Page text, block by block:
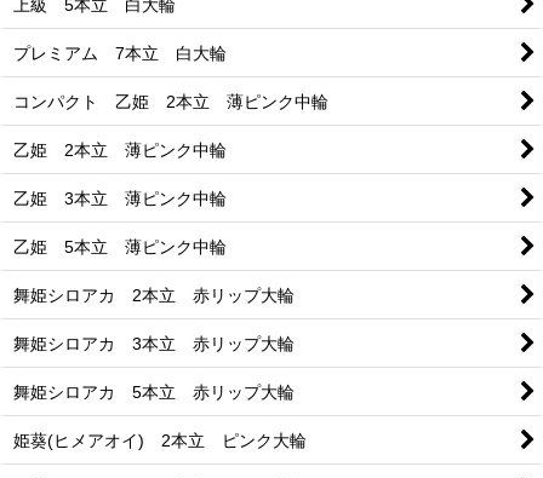
上級 5本立 白大輪
プレミアム 7本立 白大輪
コンパクト 乙姫 2本立 薄ピンク中輪
乙姫 2本立 薄ピンク中輪
乙姫 3本立 薄ピンク中輪
乙姫 5本立 薄ピンク中輪
舞姫シロアカ 2本立 赤リップ大輪
舞姫シロアカ 3本立 赤リップ大輪
舞姫シロアカ 5本立 赤リップ大輪
姫葵(ヒメアオイ) 2本立 ピンク大輪